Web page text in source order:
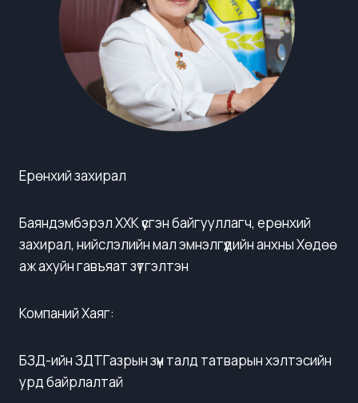
Ерөнхий захирал
Баяндэмбэрэл ХХК үүсгэн байгууллагч, ерөнхий
захирал, нийслэлийн мал эмнэлгүүдийн анхны Хөдөө
аж ахуйн гавъяат зүтгэлтэн
Компаний Хаяг:
БЗД-ийн ЗДТГазрын зүүн талд татварын хэлтэсийн
урд байрлалтай